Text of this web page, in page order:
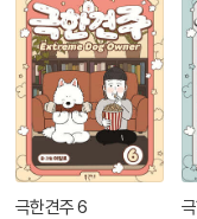
극한견주 6